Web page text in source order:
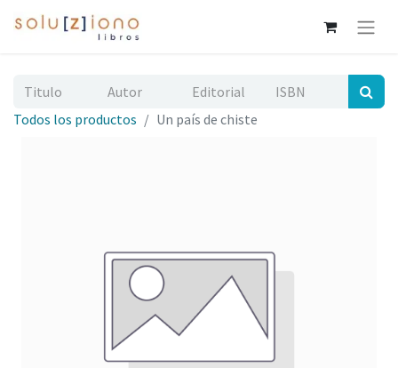
Todos los productos Un país de chiste